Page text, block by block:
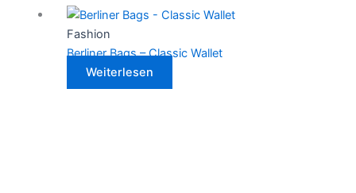
Fashion
Berliner Bags – Classic Wallet
Weiterlesen